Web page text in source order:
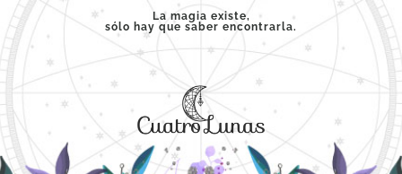
Saltar
contenido
La magia existe,
sólo hay que saber encontrarla.